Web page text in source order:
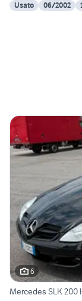
Usato
06/2002
6
Mercedes SLK 200